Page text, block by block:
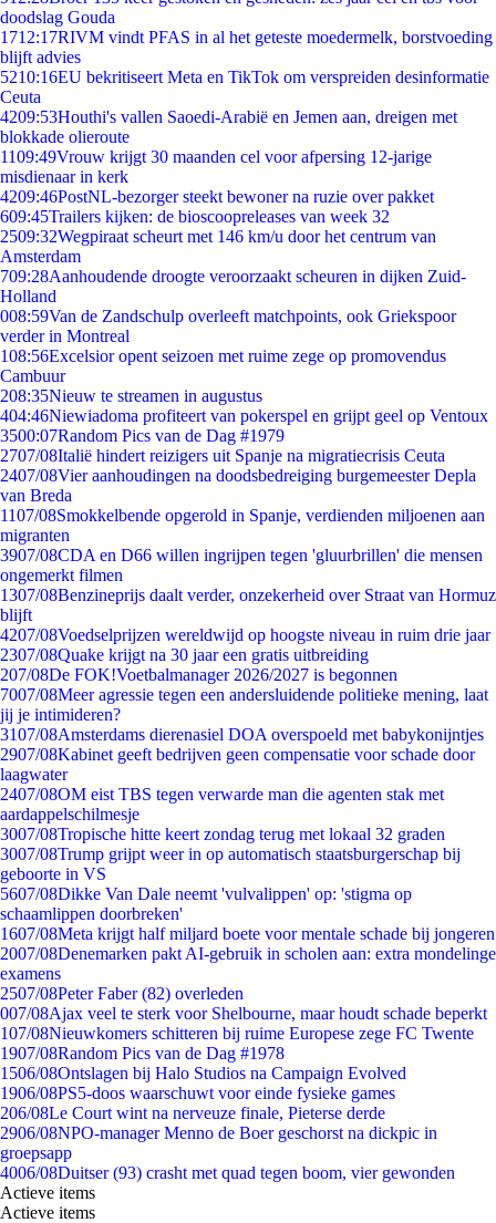
doodslag Gouda
1712:17RIVM vindt PFAS in al het geteste moedermelk, borstvoeding
blijft advies
5210:16EU bekritiseert Meta en TikTok om verspreiden desinformatie
Ceuta
4209:53Houthi's vallen Saoedi-Arabië en Jemen aan, dreigen met
blokkade olieroute
1109:49Vrouw krijgt 30 maanden cel voor afpersing 12-jarige
misdienaar in kerk
4209:46PostNL-bezorger steekt bewoner na ruzie over pakket
609:45Trailers kijken: de bioscoopreleases van week 32
2509:32Wegpiraat scheurt met 146 km/u door het centrum van
Amsterdam
709:28Aanhoudende droogte veroorzaakt scheuren in dijken Zuid-
Holland
008:59Van de Zandschulp overleeft matchpoints, ook Griekspoor
verder in Montreal
108:56Excelsior opent seizoen met ruime zege op promovendus
Cambuur
208:35Nieuw te streamen in augustus
404:46Niewiadoma profiteert van pokerspel en grijpt geel op Ventoux
3500:07Random Pics van de Dag #1979
2707/08Italië hindert reizigers uit Spanje na migratiecrisis Ceuta
2407/08Vier aanhoudingen na doodsbedreiging burgemeester Depla
van Breda
1107/08Smokkelbende opgerold in Spanje, verdienden miljoenen aan
migranten
3907/08CDA en D66 willen ingrijpen tegen 'gluurbrillen' die mensen
ongemerkt filmen
1307/08Benzineprijs daalt verder, onzekerheid over Straat van Hormuz
blijft
4207/08Voedselprijzen wereldwijd op hoogste niveau in ruim drie jaar
2307/08Quake krijgt na 30 jaar een gratis uitbreiding
207/08De FOK!Voetbalmanager 2026/2027 is begonnen
7007/08Meer agressie tegen een andersluidende politieke mening, laat
jij je intimideren?
3107/08Amsterdams dierenasiel DOA overspoeld met babykonijntjes
2907/08Kabinet geeft bedrijven geen compensatie voor schade door
laagwater
2407/08OM eist TBS tegen verwarde man die agenten stak met
aardappelschilmesje
3007/08Tropische hitte keert zondag terug met lokaal 32 graden
3007/08Trump grijpt weer in op automatisch staatsburgerschap bij
geboorte in VS
5607/08Dikke Van Dale neemt 'vulvalippen' op: 'stigma op
schaamlippen doorbreken'
1607/08Meta krijgt half miljard boete voor mentale schade bij jongeren
2007/08Denemarken pakt AI-gebruik in scholen aan: extra mondelinge
examens
2507/08Peter Faber (82) overleden
007/08Ajax veel te sterk voor Shelbourne, maar houdt schade beperkt
107/08Nieuwkomers schitteren bij ruime Europese zege FC Twente
1907/08Random Pics van de Dag #1978
1506/08Ontslagen bij Halo Studios na Campaign Evolved
1906/08PS5-doos waarschuwt voor einde fysieke games
206/08Le Court wint na nerveuze finale, Pieterse derde
2906/08NPO-manager Menno de Boer geschorst na dickpic in
groepsapp
4006/08Duitser (93) crasht met quad tegen boom, vier gewonden
Actieve items
Actieve items